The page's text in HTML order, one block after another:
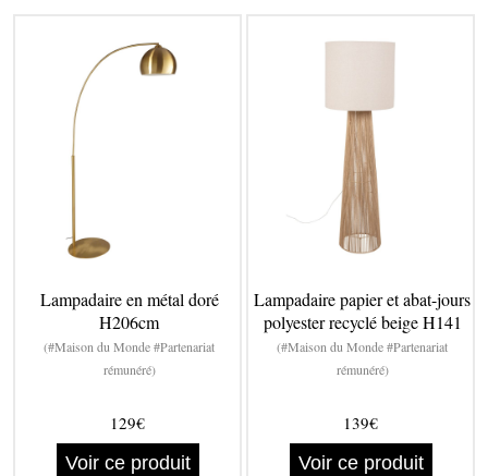
Lampadaire en métal doré
H206cm
(#Maison du Monde #Partenariat
rémunéré)
129€
Voir ce produit
Lampadaire papier et abat-jours
polyester recyclé beige H141
(#Maison du Monde #Partenariat
rémunéré)
139€
Voir ce produit